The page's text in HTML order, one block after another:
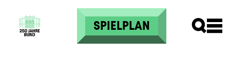
Direkt zum Inhalt
SPIELPLAN